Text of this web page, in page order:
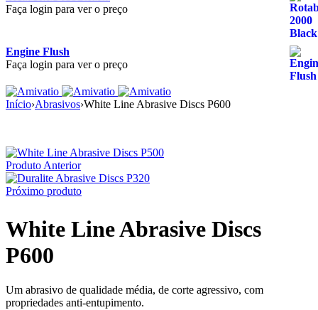
Faça login para ver o preço
Engine Flush
Faça login para ver o preço
Início›Abrasivos›White Line Abrasive Discs P600
Produto Anterior
Próximo produto
White Line Abrasive Discs
P600
Um abrasivo de qualidade média, de corte agressivo, com
propriedades anti-entupimento.